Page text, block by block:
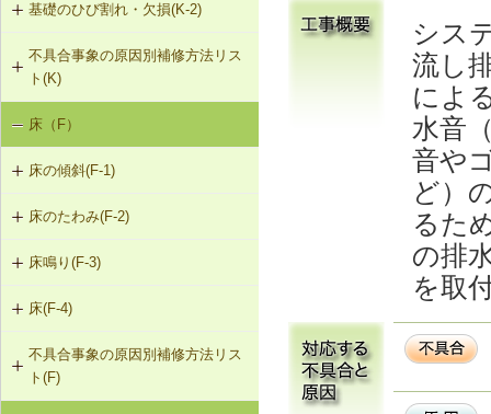
K-1-401 基礎の撤去および新設
K-1-403 基礎天端レベル調整
K-1-702 耐圧版工法
基礎のひび割れ・欠損(K-2)
K-2-401 樹脂注入工法
K-2-402 充填工法
K-2-403 打直し工法
K-2-603 モルタルの塗替え
不具合事象の原因別補修方法リス
ト(K)
基礎の沈下（K-1）
基礎のひび割れ・欠損（K-2）
床（F）
床の傾斜(F-1)
F-1-407 梁下への柱増設
床のたわみ(F-2)
F-2-401 スラブ下面への鉄骨小梁の
増設
F-2-402 ALCパネル床の取替え（敷
設筋構法）
F-2-403 セルフレベリング材による
床鳴り(F-3)
F-3-701 床下地・仕上材の張替え
床(F-4)
F-4-001 ビニル床シートの張替え
F-4-002 カーペットの張替え
不具合事象の原因別補修方法リス
ト(F)
シス
流し
によ
水音
音や
ど）
るた
の排
を取